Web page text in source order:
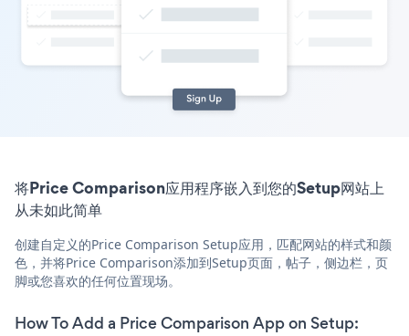
将Price Comparison应用程序嵌入到您的Setup网站上
从未如此简单
创建自定义的Price Comparison Setup应用，匹配网站的样式和颜
色，并将Price Comparison添加到Setup页面，帖子，侧边栏，页
脚或您喜欢的任何位置现场。
How To Add a Price Comparison App on Setup: